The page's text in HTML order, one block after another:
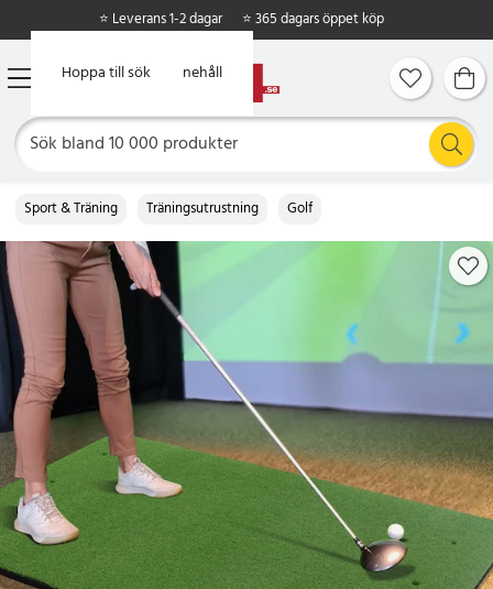
Hoppa till huvudinnehåll
Hoppa till sök
⭐ Leverans 1-2 dagar ⭐ 365 dagars öppet köp
Sport & Träning Träningsutrustning Golf